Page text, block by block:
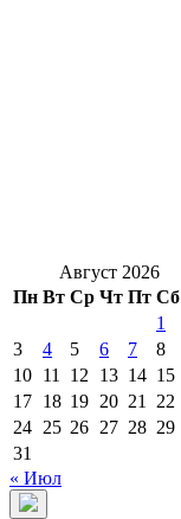
Август 2026
Пн Вт Ср Чт Пт Сб
1
3
4 5 6 7 8
10 11 12 13 14 15
17 18 19 20 21 22
24 25 26 27 28 29
31
« Июл